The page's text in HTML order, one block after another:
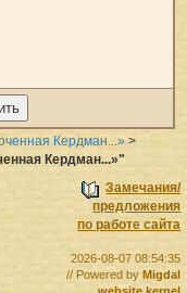
Кердман...» >
Кердман...»"
Замечания/
предложения
по работе сайта
2026-08-07 08:54:35
// Powered by Migdal